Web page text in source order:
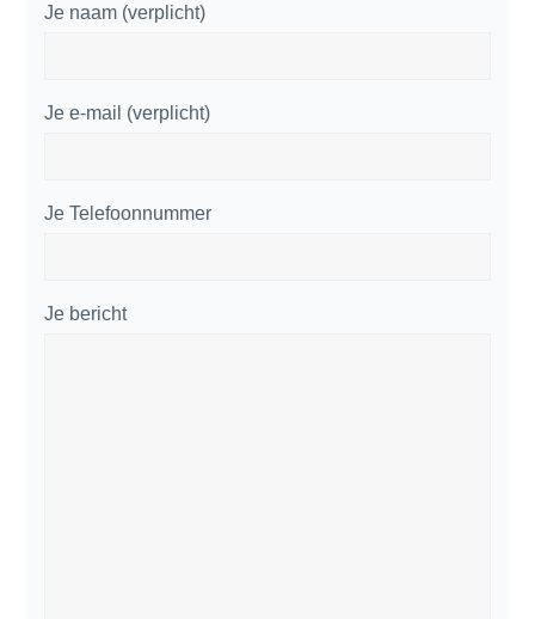
Je naam (verplicht)
Je e-mail (verplicht)
Je Telefoonnummer
Je bericht